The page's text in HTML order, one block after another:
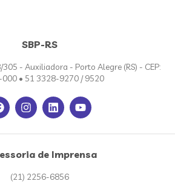
SBP-RS
305 - Auxiliadora - Porto Alegre (RS) - CEP:
• 51 3328-9270 / 9520
de Imprensa
(21) 2256-6856